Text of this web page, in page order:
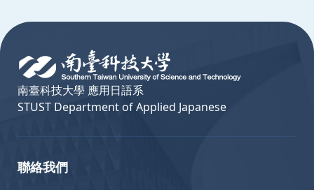
南臺科技大學 應用日語系
STUST Department of Applied Japanese
聯絡我們